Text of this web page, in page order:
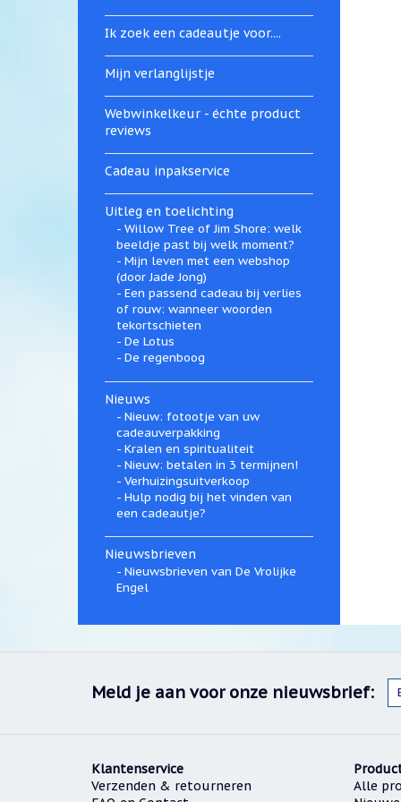
Ik zoek een cadeautje voor....
Mijn verlanglijstje
Webwinkelkeur - échte product
reviews
Cadeau inpakservice
Uitleg en toelichting
Willow Tree of Jim Shore: welk
beeldje past bij welk moment?
Mijn leven met een webshop
(door Jade Jong)
Een passend cadeau bij verlies
of rouw: wanneer woorden
tekortschieten
De Lotus
De regenboog
Nieuws
Nieuw: fotootje van uw
cadeauverpakking
Kralen en spiritualiteit
Nieuw: betalen in 3 termijnen!
Verhuizingsuitverkoop
Hulp nodig bij het vinden van
een cadeautje?
Nieuwsbrieven
Nieuwsbrieven van De Vrolijke
Engel
Meld je aan voor onze nieuwsbrief:
Klantenservice
Verzenden & retourneren
Alle